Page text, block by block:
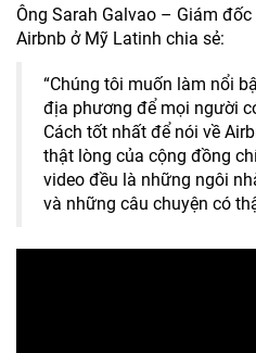
Ông Sarah Galvao – Giám
Airbnb ở Mỹ Latinh chia sẻ:
“Chúng tôi muốn làm nổi
địa phương để mọi người
Cách tốt nhất để nói về
thật lòng của cộng đồng
video đều là những ngôi
và những câu chuyện có